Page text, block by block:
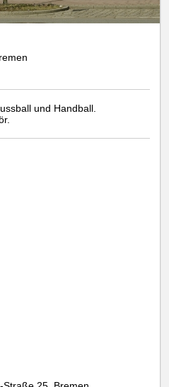
und Handball.